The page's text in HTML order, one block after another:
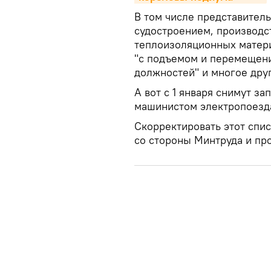
В том числе
судостроением,
теплоизоляционных
"с подъемом и
должностей" и многое
А вот с 1 января снимут
машинистом
Скорректировать этот
со стороны Минтруда и